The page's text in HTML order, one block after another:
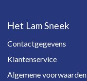
Het Lam Sneek
Contactgegevens
Klantenservice
Algemene voorwaarden